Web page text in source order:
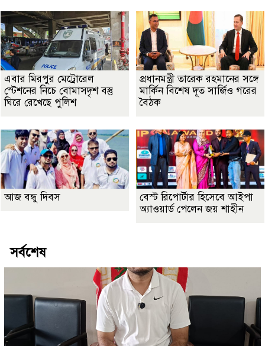
এবার মিরপুর মেট্রোরেল
স্টেশনের নিচে বোমাসদৃশ বস্তু
ঘিরে রেখেছে পুলিশ
প্রধানমন্ত্রী তারেক রহমানের সঙ্গে
মার্কিন বিশেষ দূত সার্জিও গরের
বৈঠক
আজ বন্ধু দিবস
বেস্ট রিপোর্টার হিসেবে আইপা
অ্যাওয়ার্ড পেলেন জয় শাহীন
সর্বশেষ